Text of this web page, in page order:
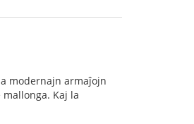
modernajn armaĵojn
Kaj la